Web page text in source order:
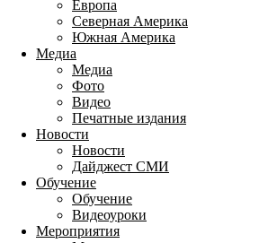
Европа
Северная Америка
Южная Америка
Медиа
Медиа
Фото
Видео
Печатные издания
Новости
Новости
Дайджест СМИ
Обучение
Обучение
Видеоуроки
Мероприятия